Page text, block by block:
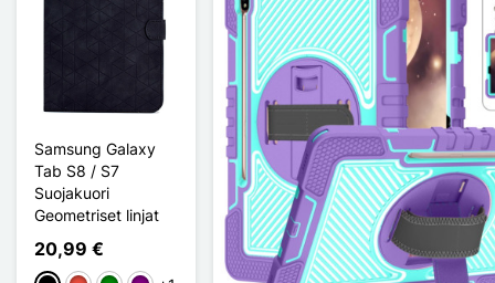
Samsung Galaxy
Tab S8 / S7
Suojakuori
Geometriset linjat
20,99 €